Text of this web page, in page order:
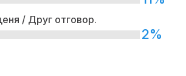
/ Друг отговор.
2%